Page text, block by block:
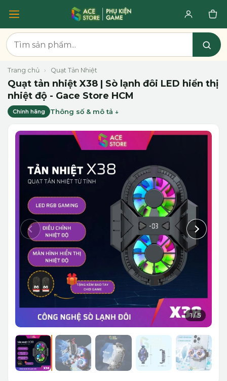
Trang chủ › Quạt Tản Nhiệt
Quạt tản nhiệt X38 | Sò lạnh đôi LED hiển thị
nhiệt độ - Gace Store HCM
Chính hãng Thông số & mô tả
1/5